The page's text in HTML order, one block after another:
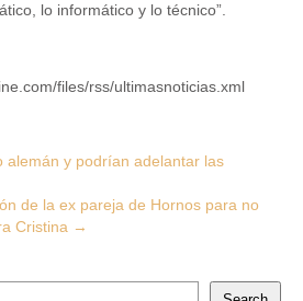
lo informático y lo técnico”.
files/rss/ultimasnoticias.xml
alemán y podrían adelantar las
de la ex pareja de Hornos para no
Cristina →